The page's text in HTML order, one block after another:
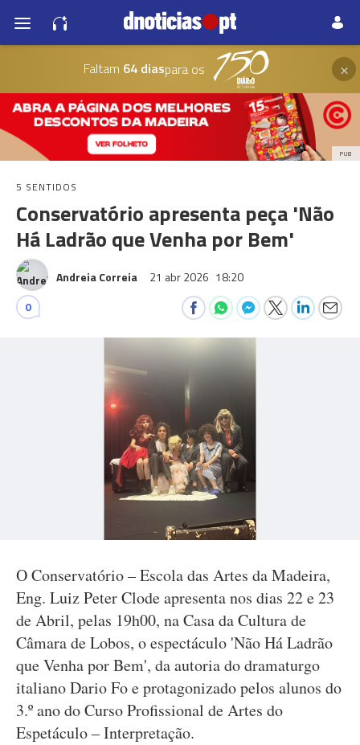
Faltam 64 diaspara os ×
PUB
5 SENTIDOS
Conservatório apresenta peça 'Não
Há Ladrão que Venha por Bem'
Andreia Correia 21 abr 2026 18:20
0
O Conservatório – Escola das Artes da Madeira,
Eng. Luiz Peter Clode apresenta nos dias 22 e 23
de Abril, pelas 19h00, na Casa da Cultura de
Câmara de Lobos, o espectáculo 'Não Há Ladrão
que Venha por Bem', da autoria do dramaturgo
italiano Dario Fo e protagonizado pelos alunos do
3.º ano do Curso Profissional de Artes do
Espetáculo – Interpretação.